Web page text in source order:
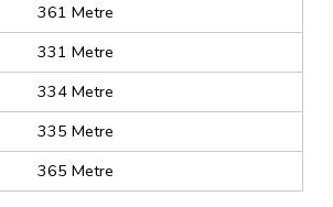
361 Metre
331 Metre
334 Metre
335 Metre
365 Metre